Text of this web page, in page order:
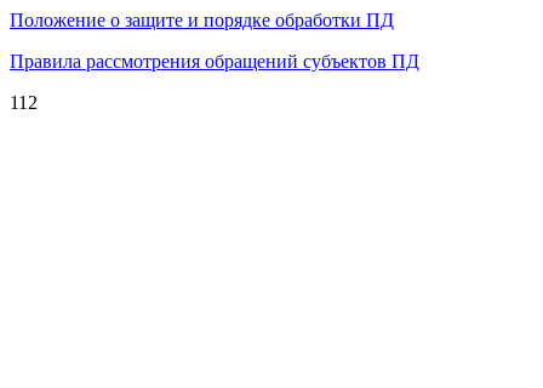
Положение о защите и порядке обработки ПД
Правила рассмотрения обращений субъектов ПД
112